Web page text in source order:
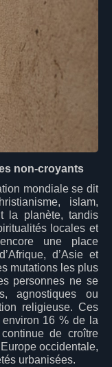
non-croyants
mondiale se dit
islam,
la planète, tandis
locales et
une place
d’Asie et
mutations les plus
personnes ne se
agnostiques ou
religieuse. Ces
environ 16 % de la
de croître
occidentale,
urbanisées.